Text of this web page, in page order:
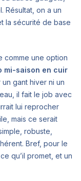
Résultat, on a un
la sécurité de base
comme une option
mi-saison en cuir
gant hiver ni un
il fait le job avec
lui reprocher
mais ce serait
robuste,
Bref, pour le
qu’il promet, et un